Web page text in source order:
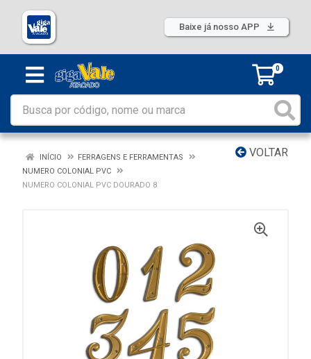
Baixe já nosso APP
0
VOLTAR
INÍCIO
FERRAGENS E FERRAMENTAS
NUMERO COLONIAL PVC
NUMERO COLONIAL PVC DOURADO 8